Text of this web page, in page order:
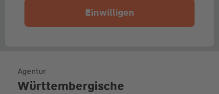
Einwilligen
Agentur
Württembergische